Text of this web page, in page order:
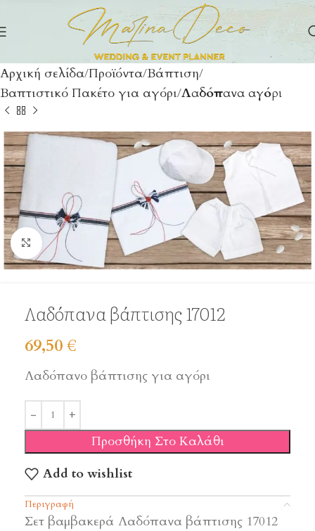
Αρχική σελίδα Προϊόντα Βάπτιση
Βαπτιστικό Πακέτο για αγόρι Λαδόπανα αγόρι
Click to enlarge
Λαδόπανα βάπτισης 17012
69,50€
Λαδόπανο βάπτισης για αγόρι
Προσθήκη Στο Καλάθι
Add to wishlist
Περιγραφή
Σετ βαμβακερά Λαδόπανα βάπτισης 17012